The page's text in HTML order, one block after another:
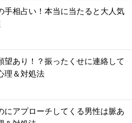
手相占い！本当に当たると大人気
望あり！？振ったくせに連絡して
理＆対処法
にアプローチしてくる男性は脈あ